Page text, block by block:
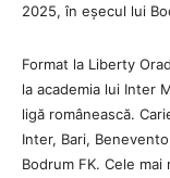
2025, în eșecul lui
Format la Liberty
la academia lui Inter
ligă românească.
Inter, Bari,
Bodrum FK. Cele